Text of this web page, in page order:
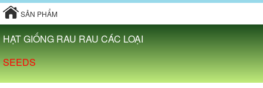
SẢN PHẨM
HẠT GIỐNG RAU RAU CÁC LOẠI
SEEDS